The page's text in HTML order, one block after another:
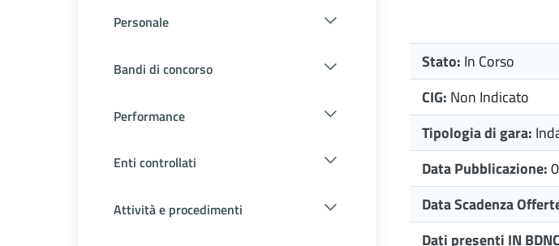
Personale
Bandi di concorso
Performance
Enti controllati
Attività e procedimenti
Stato: In Corso
CIG: Non Indicato
Tipologia di gara:
Data Pubblicazione:
Data Scadenza
Dati presenti IN